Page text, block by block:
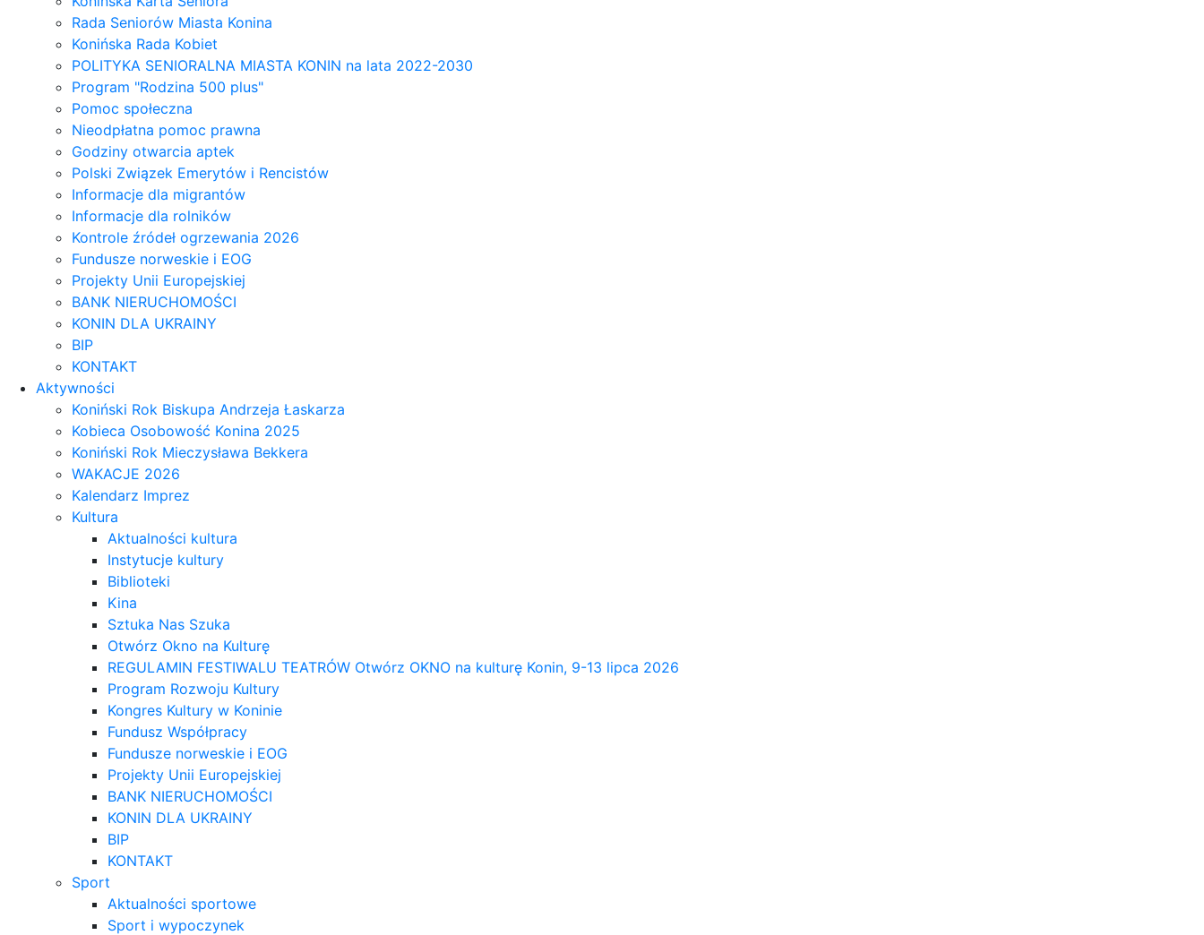
Rada Seniorów Miasta Konina
Konińska Rada Kobiet
POLITYKA SENIORALNA MIASTA KONIN na lata 2022-2030
Program "Rodzina 500 plus"
Pomoc społeczna
Nieodpłatna pomoc prawna
Godziny otwarcia aptek
Polski Związek Emerytów i Rencistów
Informacje dla migrantów
Informacje dla rolników
Kontrole źródeł ogrzewania 2026
Fundusze norweskie i EOG
Projekty Unii Europejskiej
BANK NIERUCHOMOŚCI
KONIN DLA UKRAINY
BIP
KONTAKT
Aktywności
Koniński Rok Biskupa Andrzeja Łaskarza
Kobieca Osobowość Konina 2025
Koniński Rok Mieczysława Bekkera
WAKACJE 2026
Kalendarz Imprez
Kultura
Aktualności kultura
Instytucje kultury
Biblioteki
Kina
Sztuka Nas Szuka
Otwórz Okno na Kulturę
REGULAMIN FESTIWALU TEATRÓW Otwórz OKNO na kulturę Konin, 9-13 lipca 2026
Program Rozwoju Kultury
Kongres Kultury w Koninie
Fundusz Współpracy
Fundusze norweskie i EOG
Projekty Unii Europejskiej
BANK NIERUCHOMOŚCI
KONIN DLA UKRAINY
BIP
KONTAKT
Sport
Aktualności sportowe
Sport i wypoczynek